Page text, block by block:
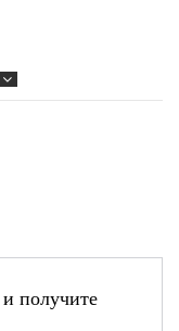
получите